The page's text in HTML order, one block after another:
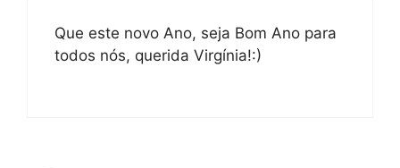
Que este novo Ano, seja Bom Ano para
todos nós, querida Virgínia!:)